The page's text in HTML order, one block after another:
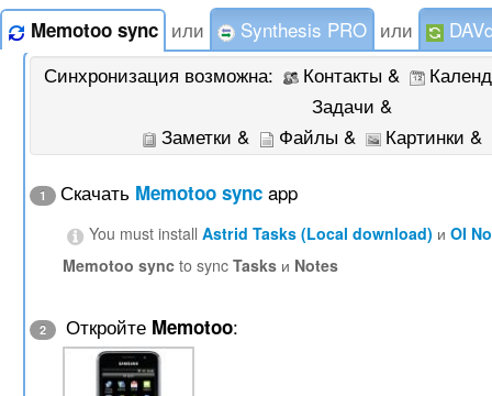
Memotoo sync или Synthesis PRO или
Синхронизация возможна:
Контакты &
Задачи &
Заметки &
Файлы & Картинки &
1 Скачать Memotoo sync app
You must installAstrid Tasks (Local download) иOI
Memotoo sync to syncTasks и Notes
2 Откройте Memotoo: